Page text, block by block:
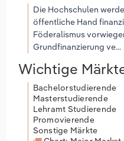
Die Hochschulen
öffentliche Hand
Föderalismus
Grundfinanzierung ve...
Wichtige
Bachelorstudierende
Masterstudierende
Lehramt Studierende
Promovierende
Sonstige Märkte